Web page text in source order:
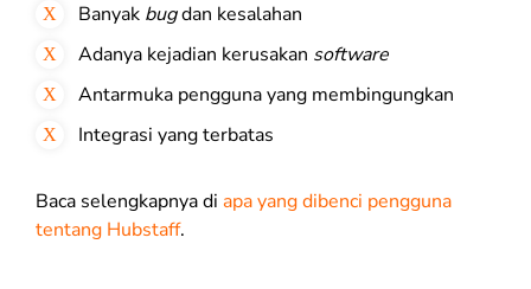
Banyak bugdan kesalahan
Adanya kejadian kerusakan software
Antarmuka pengguna yang membingungkan
Integrasi yang terbatas
Baca selengkapnya di apa yang dibenci pengguna
tentang Hubstaff.